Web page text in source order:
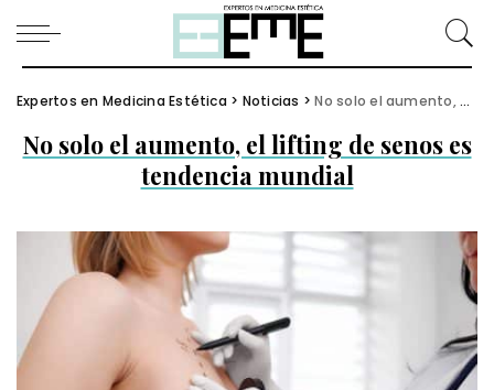
Expertos en Medicina Estética > Noticias >No solo el aumento, el lifting de senos es tendencia mundial
No solo el aumento, el lifting de senos es
tendencia mundial